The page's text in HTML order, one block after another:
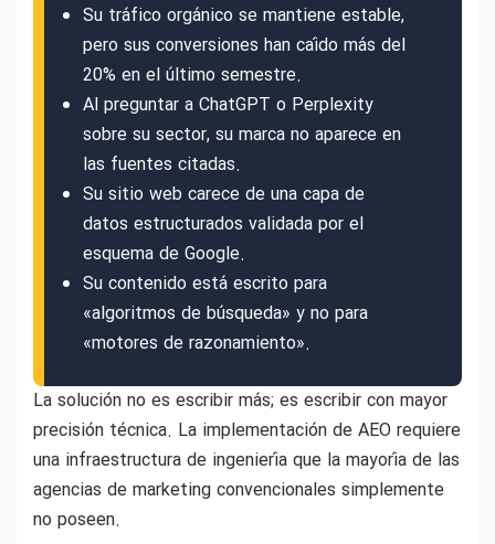
Su tráfico orgánico se mantiene estable,
pero sus conversiones han caído más del
20% en el último semestre.
Al preguntar a ChatGPT o Perplexity
sobre su sector, su marca no aparece en
las fuentes citadas.
Su sitio web carece de una capa de
datos estructurados validada por el
esquema de Google.
Su contenido está escrito para
«algoritmos de búsqueda» y no para
«motores de razonamiento».
La solución no es escribir más; es escribir con mayor
precisión técnica. La implementación de AEO requiere
una infraestructura de ingeniería que la mayoría de las
agencias de marketing convencionales simplemente
no poseen.